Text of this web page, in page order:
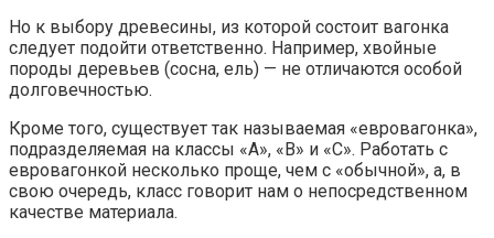
Но к выбору древесины, из которой состоит вагонка
следует подойти ответственно. Например, хвойные
породы деревьев (сосна, ель) — не отличаются особой
долговечностью.
Кроме того, существует так называемая «евровагонка»,
подразделяемая на классы «A», «B» и «C». Работать с
евровагонкой несколько проще, чем с «обычной», а, в
свою очередь, класс говорит нам о непосредственном
качестве материала.